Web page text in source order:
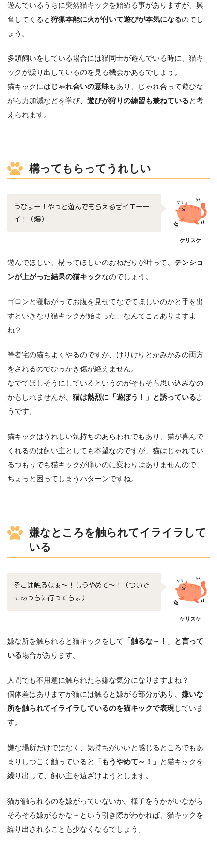
遊んでいるうちに突然猫キックを始める事がありますが、興
奮してくると狩猟本能に火が付いて遊びが本気になるのでし
ょう。
多頭飼いをしている場合には猫同士が遊んでいる時に、猫キ
ックが繰り出しているのを見る機会があるでしょう。
猫キックには じゃれ合いの意味もあり、じゃれ合って遊びな
がら力加減などを学び、 遊びが狩りの練習も兼ねていると考
えられます。
構ってもらってうれしい
うひょー！やっと遊んでもらえるぜイエーー
イ！（爆）
ケリスケ
遊んでほしい、構ってほしいのおねだりが叶って、 テンショ
ンが上がった結果の猫キックなのでしょう。
ゴロンと寝転がってお腹を見せてなでてほしいのかと手を出
すといきなり猫キックが始まった、なんてことありますよ
ね？
筆者宅の猫もよくやるのですが、けりけりとかみかみの両方
をされるのでひっかき傷が絶えません。
なでてほしそうにしているというのがそもそも思い込みなの
かもしれませんが、 猫は熱烈に「遊ぼう！」と誘っているよ
うです。
猫キックはうれしい気持ちのあらわれでもあり、猫が喜んで
くれるのは飼い主としても本望なのですが、猫はじゃれてい
るつもりでも猫キックが痛いのに変わりはありませんので、
ちょっと困ってしまうパターンですね。
嫌なところを触られてイライラして
いる
そこは触るなぁ〜！もうやめて〜！（ついで
にあっちに行ってちょ）
ケリスケ
嫌な所を触られると猫キックをして
「触るな～！」と言って
いる場合があります。
人間でも不用意に触られたら嫌な気分になりますよね？
個体差はありますが猫には触ると嫌がる部分があり、 嫌いな
所を触られてイライラしているのを猫キックで表現していま
す。
嫌な場所だけではなく、気持ちがいいと感じるところでもあ
まりしつこく触っていると
「もうやめて～！」 と猫キックを
繰り出して、飼い主を遠ざけようとします。
猫が触られるのを嫌がっていないか、様子をうかがいながら
そろそろ嫌がるかな～という引き際がわかれば、猫キックを
繰り出されることも少なくなるでしょう。